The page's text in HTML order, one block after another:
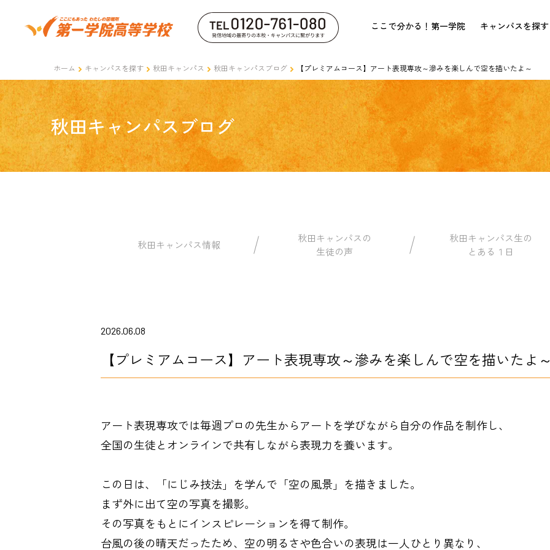
ここで分かる！第一学院 キャンパスを探す
ホーム キャンパスを探す 秋田キャンパス 秋田キャンパスブログ 【プレミアムコース】アート表現専攻～滲みを楽しんで空を描いたよ～
秋田キャンパスブログ
秋田キャンパス情報
秋田キャンパスの
生徒の声
秋田キャンパス生の
とある１日
2026.06.08
【プレミアムコース】アート表現専攻～滲みを楽しんで空を描いたよ
アート表現専攻では毎週プロの先生からアートを学びながら自分の作品を制作し、
全国の生徒とオンラインで共有しながら表現力を養います。
この日は、「にじみ技法」を学んで「空の風景」を描きました。
まず外に出て空の写真を撮影。
その写真をもとにインスピレーションを得て制作。
台風の後の晴天だったため、空の明るさや色合いの表現は一人ひとり異なり、